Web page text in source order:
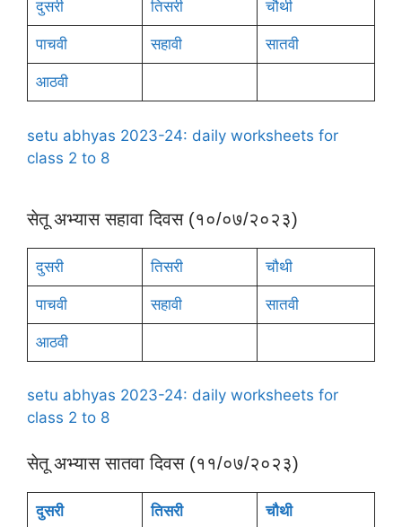
दुसरी तिसरी चौथी
पाचवी सहावी सातवी
आठवी
setu abhyas 2023-24: daily worksheets for
class 2 to 8
सेतू अभ्यास सहावा दिवस (१०/०७/२०२३)
दुसरी तिसरी चौथी
पाचवी सहावी सातवी
आठवी
setu abhyas 2023-24: daily worksheets for
class 2 to 8
सेतू अभ्यास सातवा दिवस (११/०७/२०२३)
दुसरी तिसरी चौथी